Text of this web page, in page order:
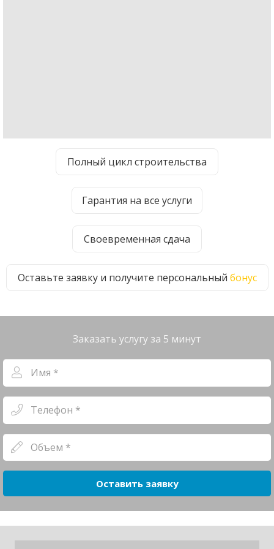
Полный цикл строительства
Гарантия на все услуги
Своевременная сдача
Оставьте заявку и получите персональный бонус
Заказать услугу за 5 минут
Оставить заявку